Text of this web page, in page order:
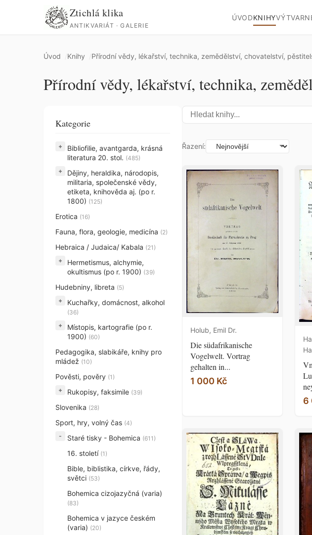
Ztichlá klika
ANTIKVARIÁT · GALERIE
ÚVODKNIHY
Úvod Knihy Přírodní vědy, lékařství, technika, zemědělství, chovatelství,
Přírodní vědy, lékařství, technika,
Kategorie
+
Bibliofilie, avantgarda, krásná
literatura 20. stol. (485)
+
Dějiny, heraldika, národopis,
militaria, společenské vědy,
etiketa, knihověda aj. (po r.
1800) (125)
Erotica (16)
Fauna, flora, geologie, medicína (2)
Hebraica / Judaica/ Kabala (21)
+
Hermetismus, alchymie,
okultismus (po r. 1900) (39)
Hudebniny, libreta (5)
+
Kuchařky, domácnost, alkohol
(36)
+
Místopis, kartografie (po r.
1900) (60)
Pedagogika, slabikáře, knihy pro
mládež (10)
Pověsti, pověry (1)
+
Rukopisy, faksimile (39)
Slovenika (28)
Sport, hry, volný čas (4)
Staré tisky - Bohemica (611)
16. století (1)
Bible, biblistika, církve, řády,
světci (53)
Bohemica cizojazyčná (varia)
(83)
Bohemica v jazyce českém
(varia) (20)
Řazení:
Holub, Emil Dr.
Die südafrikanische
Vogelwelt. Vortrag
gehalten in...
1 000 Kč
6